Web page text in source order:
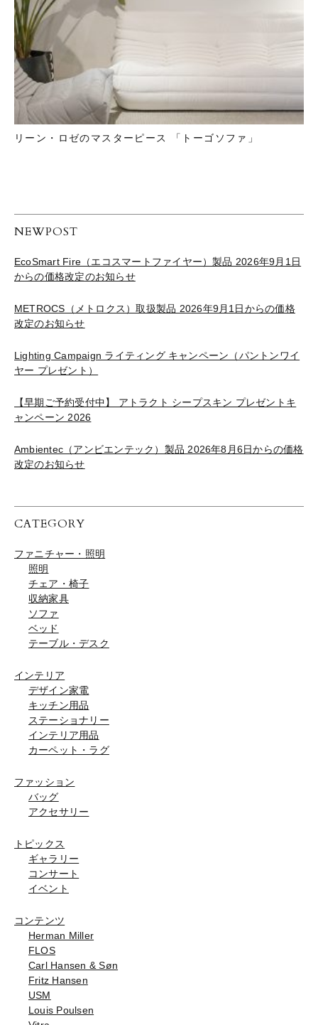
リーン・ロゼのマスターピース 「トーゴソファ」
NEWPOST
EcoSmart Fire（エコスマートファイヤー）製品 2026年9月1日
からの価格改定のお知らせ
METROCS（メトロクス）取扱製品 2026年9月1日からの価格
改定のお知らせ
Lighting Campaign ライティング キャンペーン（パントンワイ
ヤー プレゼント）
【早期ご予約受付中】 アトラクト シープスキン プレゼントキ
ャンペーン 2026
Ambientec（アンビエンテック）製品 2026年8月6日からの価格
改定のお知らせ
CATEGORY
ファニチャー・照明
照明
チェア・椅子
収納家具
ソファ
ベッド
テーブル・デスク
インテリア
デザイン家電
キッチン用品
ステーショナリー
インテリア用品
カーペット・ラグ
ファッション
バッグ
アクセサリー
トピックス
ギャラリー
コンサート
イベント
コンテンツ
Herman Miller
FLOS
Carl Hansen & Søn
Fritz Hansen
USM
Louis Poulsen